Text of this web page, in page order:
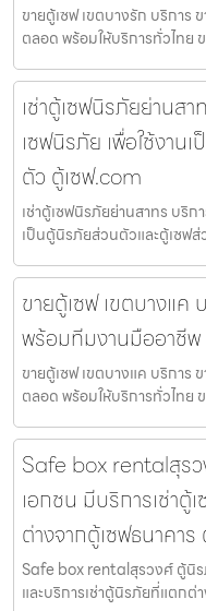
ขายตู้เซฟ เขตบางรัก บริการ
ตลอด พร้อมให้บริการทั่วไทย
เช่าตู้เซฟนิรภัยย่านส
เซฟนิรภัย เพื่อใช้งาน
ตัว ตู้เซฟ.com
เช่าตู้เซฟนิรภัยย่านสาทร บริก
เป็นตู้นิรภัยส่วนตัวและตู้เซฟ
ขายตู้เซฟ เขตบางแค
พร้อมทีมงานมืออาชีพ
ขายตู้เซฟ เขตบางแค บริการ
ตลอด พร้อมให้บริการทั่วไทย
Safe box rentalสุร
เอกชน มีบริการเช่าตู้
ต่างจากตู้เซฟธนาคา
Safe box rentalสุรวงศ์ ตู้นิร
และบริการเช่าตู้นิรภัยที่แตกต่